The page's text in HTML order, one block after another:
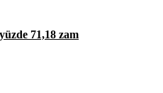
71,18 zam